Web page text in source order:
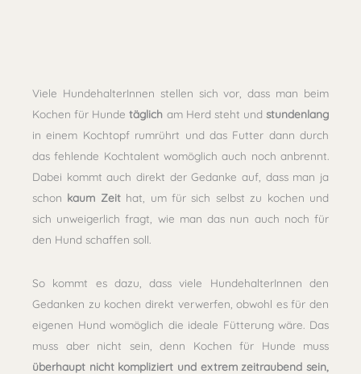
Viele HundehalterInnen stellen sich vor, dass man beim
Kochen für Hundetäglich am Herd steht und stundenlang
in einem Kochtopf rumrührt und das Futter dann durch
das fehlende Kochtalent womöglich auch noch anbrennt.
Dabei kommt auch direkt der Gedanke auf, dass man ja
schon kaum Zeithat, um für sich selbst zu kochen und
sich unweigerlich fragt, wie man das nun auch noch für
den Hund schaffen soll.
So kommt es dazu, dass viele HundehalterInnen den
Gedanken zu kochen direkt verwerfen, obwohl es für den
eigenen Hund womöglich die ideale Fütterung wäre. Das
muss aber nicht sein, denn Kochen für Hunde muss
überhaupt nicht kompliziert und extrem zeitraubend sein,